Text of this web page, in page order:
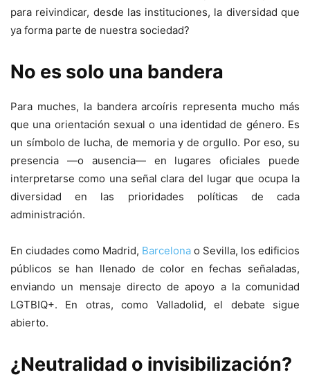
para reivindicar, desde las instituciones, la diversidad que
ya forma parte de nuestra sociedad?
No es solo una bandera
Para muches, la bandera arcoíris representa mucho más
que una orientación sexual o una identidad de género. Es
un símbolo de lucha, de memoria y de orgullo. Por eso, su
presencia —o ausencia— en lugares oficiales puede
interpretarse como una señal clara del lugar que ocupa la
diversidad en las prioridades políticas de cada
administración.
En ciudades como Madrid, Barcelona o Sevilla, los edificios
públicos se han llenado de color en fechas señaladas,
enviando un mensaje directo de apoyo a la comunidad
LGTBIQ+. En otras, como Valladolid, el debate sigue
abierto.
¿Neutralidad o invisibilización?